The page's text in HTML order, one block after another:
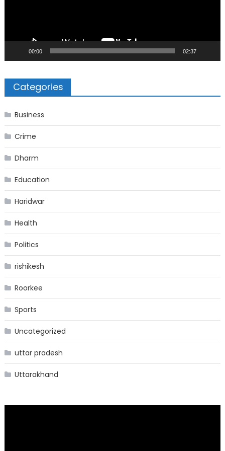
00:00 02:37
Categories
Business
Crime
Dharm
Education
Haridwar
Health
Politics
rishikesh
Roorkee
Sports
Uncategorized
uttar pradesh
Uttarakhand